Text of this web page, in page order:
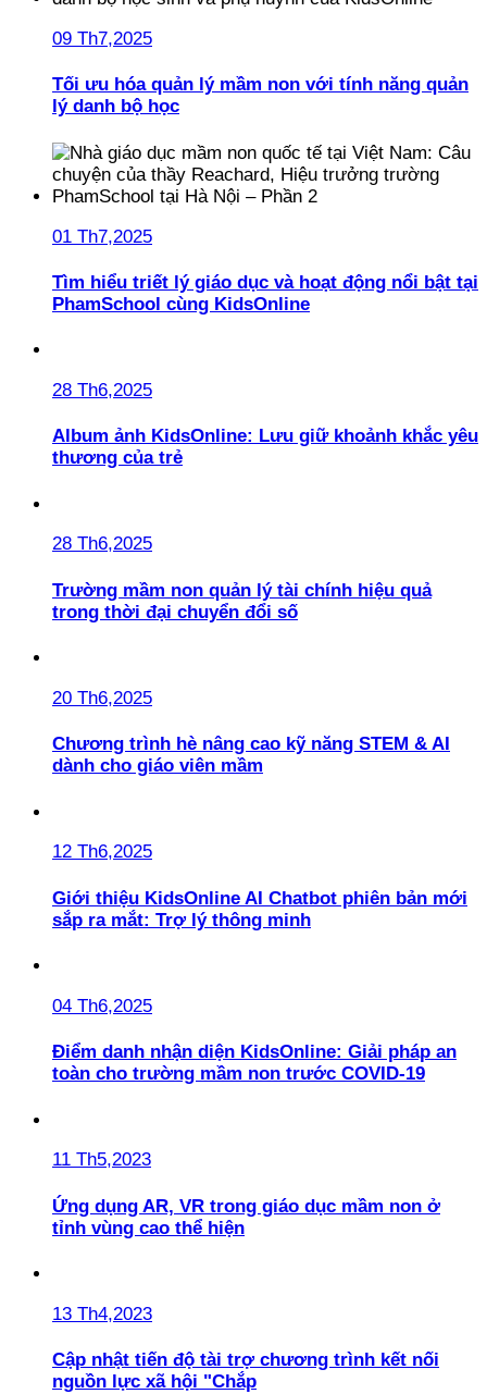
09 Th7,2025
Tối ưu hóa quản lý mầm non với tính năng quản
lý danh bộ học
01 Th7,2025
Tìm hiểu triết lý giáo dục và hoạt động nổi bật tại
PhamSchool cùng KidsOnline
28 Th6,2025
Album ảnh KidsOnline: Lưu giữ khoảnh khắc yêu
thương của trẻ
28 Th6,2025
Trường mầm non quản lý tài chính hiệu quả
trong thời đại chuyển đổi số
20 Th6,2025
Chương trình hè nâng cao kỹ năng STEM & AI
dành cho giáo viên mầm
12 Th6,2025
Giới thiệu KidsOnline AI Chatbot phiên bản mới
sắp ra mắt: Trợ lý thông minh
04 Th6,2025
Điểm danh nhận diện KidsOnline: Giải pháp an
toàn cho trường mầm non trước COVID-19
11 Th5,2023
Ứng dụng AR, VR trong giáo dục mầm non ở
tỉnh vùng cao thể hiện
13 Th4,2023
Cập nhật tiến độ tài trợ chương trình kết nối
nguồn lực xã hội "Chắp